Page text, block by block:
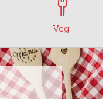
Veg